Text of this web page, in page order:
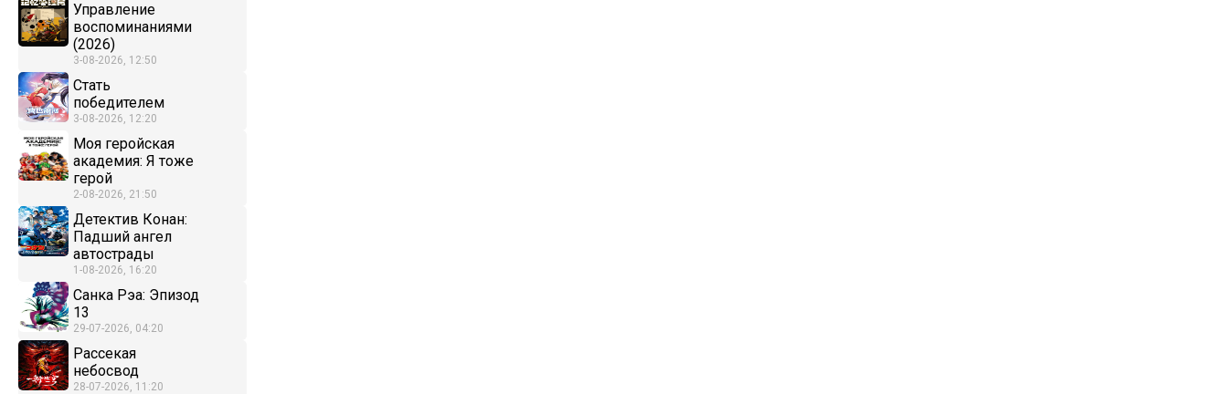
Управление
воспоминаниями
(2026)
3-08-2026, 12:50
Стать
победителем
3-08-2026, 12:20
Моя геройская
академия: Я тоже
герой
2-08-2026, 21:50
Детектив Конан:
Падший ангел
автострады
1-08-2026, 16:20
Санка Рэа: Эпизод
13
29-07-2026, 04:20
Рассекая
небосвод
28-07-2026, 11:20